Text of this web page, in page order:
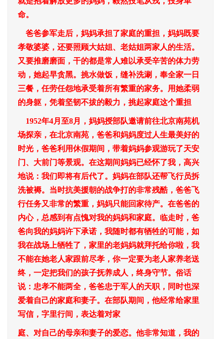
命。
爸爸参军走后，妈妈承担了家庭的重担，妈妈既要
孝敬婆婆，还要照顾大姑姐、老姑姐两家人的生活。
又要推磨磨面，干的都是常人难以承受辛苦的体力劳
动，她起早贪黑。挑水做饭，缝补洗涮，奉全家一日
三餐，任劳任怨地承受着所有繁重的家务。用她柔弱
的身躯，凭着坚韧不拔的毅力，挑起家庭这个重担
1952年4月至8月，妈妈授部队邀请前往北京南苑机
场探亲，在北京南苑，爸爸和妈妈度过人生最美好的
时光，爸爸利用休假期间，带着妈妈参观游玩了天安
门、大前门等景观。在这期间妈妈已经怀了我，高兴
地说：我们即将有后代了。妈妈在部队还帮飞行员拆
洗被褥。当时抗美援朝的战争打的非常残酷，爸爸飞
行任务又非常的繁重，妈妈只能回家待产。在爸爸的
内心，总感到有点愧对我的妈妈和家庭。临走时，爸
爸向我的妈妈许下承诺，我随时都有牺牲的可能，如
我在战场上牺牲了，家里的老妈妈就拜托给你啦，我
不能在她老人家跟前尽孝，你一定要为老人家养老送
终，一定把我们的孩子抚养成人，终身守节。俗话
说：忠孝不能两全，爸爸忠于军人的天职，同时也深
爱着自己的家庭和妻子。在部队期间，他经常给家里
写信，字里行间，表达着对家
庭、对自己的母亲和妻子的爱恋。他非常知道，我的